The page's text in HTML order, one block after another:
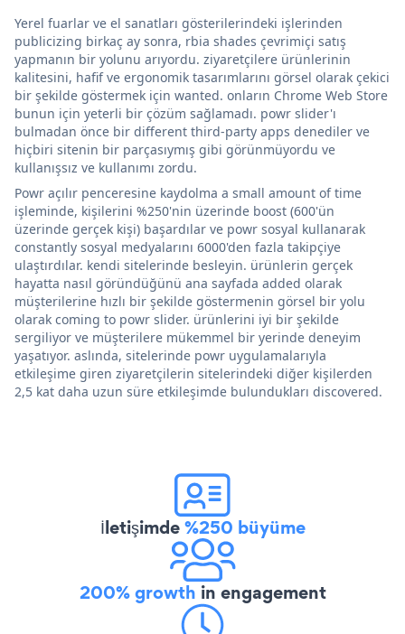
Yerel fuarlar ve el sanatları gösterilerindeki işlerinden
publicizing birkaç ay sonra, rbia shades çevrimiçi satış
yapmanın bir yolunu arıyordu. ziyaretçilere ürünlerinin
kalitesini, hafif ve ergonomik tasarımlarını görsel olarak çekici
bir şekilde göstermek için wanted. onların Chrome Web Store
bunun için yeterli bir çözüm sağlamadı. powr slider'ı
bulmadan önce bir different third-party apps denediler ve
hiçbiri sitenin bir parçasıymış gibi görünmüyordu ve
kullanışsız ve kullanımı zordu.
Powr açılır penceresine kaydolma a small amount of time
işleminde, kişilerini %250'nin üzerinde boost (600'ün
üzerinde gerçek kişi) başardılar ve powr sosyal kullanarak
constantly sosyal medyalarını 6000'den fazla takipçiye
ulaştırdılar. kendi sitelerinde besleyin. ürünlerin gerçek
hayatta nasıl göründüğünü ana sayfada added olarak
müşterilerine hızlı bir şekilde göstermenin görsel bir yolu
olarak coming to powr slider. ürünlerini iyi bir şekilde
sergiliyor ve müşterilere mükemmel bir yerinde deneyim
yaşatıyor. aslında, sitelerinde powr uygulamalarıyla
etkileşime giren ziyaretçilerin sitelerindeki diğer kişilerden
2,5 kat daha uzun süre etkileşimde bulundukları discovered.
İletişimde%250 büyüme
200% growth in engagement